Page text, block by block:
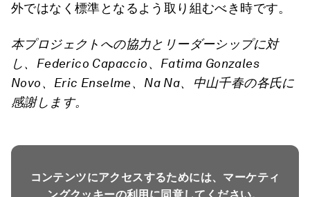
外ではなく標準となるよう取り組むべき時です。
本プロジェクトへの協力とリーダーシップに対
し、Federico Capaccio、Fatima Gonzales
Novo、Eric Enselme、Na Na、中山千春の各氏に
感謝します。
コンテンツにアクセスするためには、マーケティ